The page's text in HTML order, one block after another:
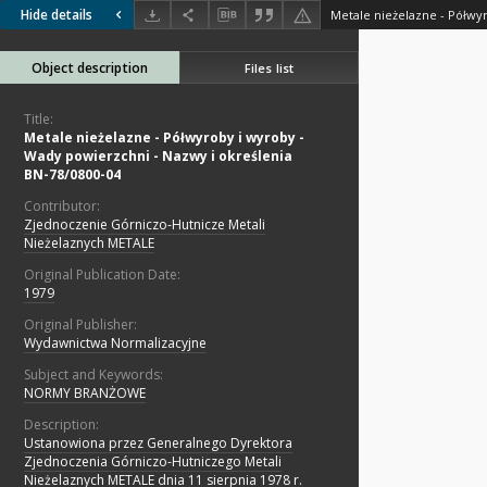
Hide details
Object description Files list
Title:
Metale nieżelazne - Półwyroby i wyroby -
Wady powierzchni - Nazwy i określenia
BN-78/0800-04
Contributor:
Zjednoczenie Górniczo-Hutnicze Metali
Nieżelaznych METALE
Original Publication Date:
1979
Original Publisher:
Wydawnictwa Normalizacyjne
Subject and Keywords:
NORMY BRANŻOWE
Description:
Ustanowiona przez Generalnego Dyrektora
Zjednoczenia Górniczo-Hutniczego Metali
Nieżelaznych METALE dnia 11 sierpnia 1978 r.